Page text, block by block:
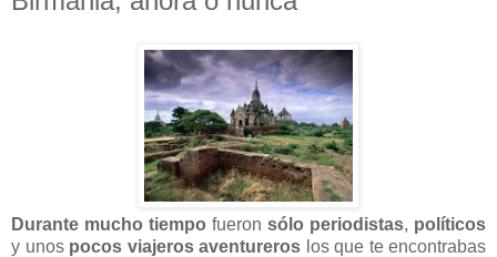
Durante mucho tiempo fueron sólo periodistas, políticos
y unos pocos viajeros aventureros los que te encontrabas